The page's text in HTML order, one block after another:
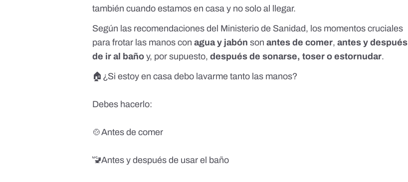
también cuando estamos en casa y no solo al llegar.
Según las recomendaciones del Ministerio de Sanidad, los momentos cruciales
para frotar las manos conagua y jabón sonantes de comer,antes y después
de ir al baño y, por supuesto,después de sonarse, toser o estornudar.
🏠¿Si estoy en casa debo lavarme tanto las manos?
Debes hacerlo:
🍲Antes de comer
🚾Antes y después de usar el baño